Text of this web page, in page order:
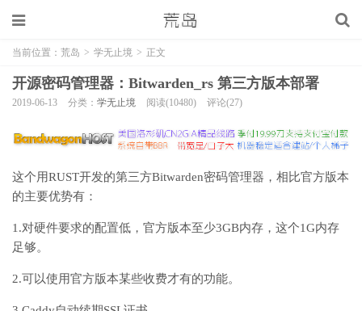
当前位置： 荒岛 > 学无止境 > 正文
开源密码管理器：Bitwarden_rs 第三方版本部署
2019-06-13 分类： 学无止境 阅读(10480) 评论(27)
这个用RUST开发的第三方Bitwarden密码管理器，相比官方版本
的主要优势有：
1.对硬件要求的配置低，官方版本至少3GB内存，这个1G内存
足够。
2.可以使用官方版本某些收费才有的功能。